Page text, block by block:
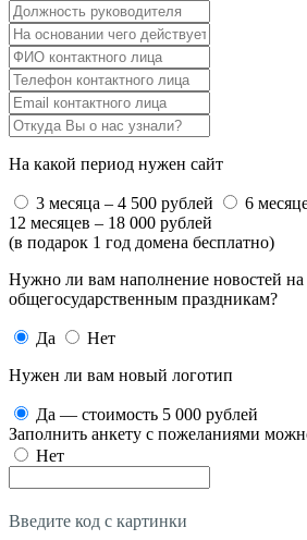
На какой период нужен сайт
3 месяца – 4 500 рублей
6
12 месяцев – 18 000 рублей
(в подарок 1 год домена бесплатно)
Нужно ли вам наполнение новостей на
общегосударственным праздникам?
Да
Нет
Нужен ли вам новый логотип
Да — стоимость 5 000 рублей
Заполнить анкету с пожеланиями
Нет
Введите код с картинки